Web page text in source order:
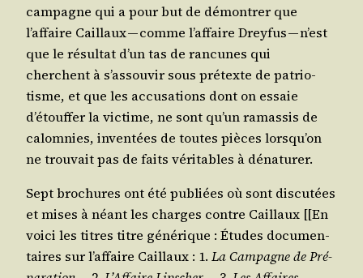
cam­pagne qui a pour but de démon­trer que
l’affaire Caillaux — comme l’affaire Drey­fus — n’est
que le résul­tat d’un tas de ran­cunes qui
cherchent à s’assouvir sous pré­texte de patrio­
tisme, et que les accu­sa­tions dont on essaie
d’étouffer la vic­time, ne sont qu’un ramas­sis de
calom­nies, inven­tées de toutes pièces lorsqu’on
ne trou­vait pas de faits véri­tables à dénaturer.
Sept bro­chures ont été publiées où sont dis­cu­tées
et mises à néant les charges contre Caillaux [[En
voi­ci les titres titre géné­rique : Études docu­men­
taires sur l’affaire Caillaux : 1. La Cam­pagne de Pré­